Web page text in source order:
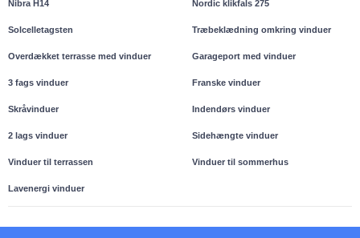
Nibra H14 Nordic klikfals 275
Solcelletagsten Træbeklædning omkring vinduer
Overdækket terrasse med vinduer Garageport med vinduer
3 fags vinduer Franske vinduer
Skråvinduer Indendørs vinduer
2 lags vinduer Sidehængte vinduer
Vinduer til terrassen Vinduer til sommerhus
Lavenergi vinduer